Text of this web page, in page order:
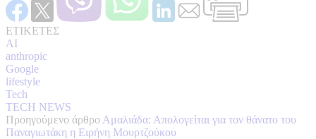
ΕΤΙΚΕΤΕΣ
AI
anthropic
Google
lifestyle
Tech
TECH NEWS
Προηγούμενο άρθρο Αμαλιάδα: Απολογείται για τον θάνατο του
Παναγιωτάκη η Ειρήνη Μουρτζούκου